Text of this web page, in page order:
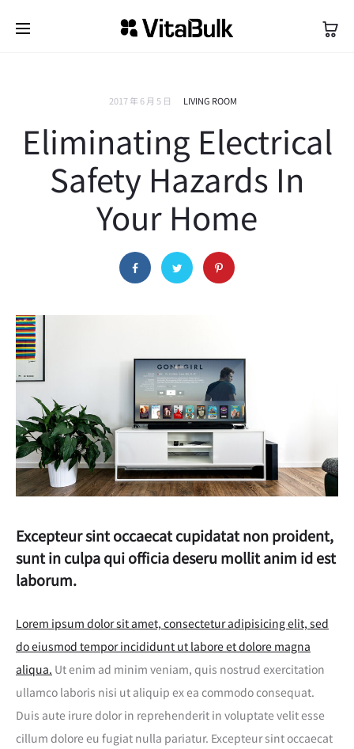
2017 年 6 月 5 日 LIVING ROOM
Eliminating Electrical
Safety Hazards In
Your Home
Excepteur sint occaecat cupidatat non proident,
sunt in culpa qui officia deseru mollit anim id est
laborum.
Lorem ipsum dolor sit amet, consectetur adipisicing elit, sed
do eiusmod tempor incididunt ut labore et dolore magna
aliqua. Ut enim ad minim veniam, quis nostrud exercitation
ullamco laboris nisi ut aliquip ex ea commodo consequat.
Duis aute irure dolor in reprehenderit in voluptate velit esse
cillum dolore eu fugiat nulla pariatur. Excepteur sint occaecat